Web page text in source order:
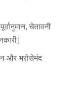
चेतावनी
और भरोसेमंद